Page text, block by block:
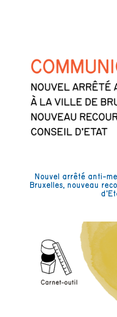
Nouvel arrêté anti-
Bruxelles, nouveau